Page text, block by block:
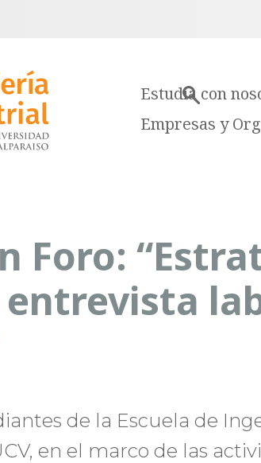
Estudia con
Empresas y
Foro:
de la Escuela de
en el marco de las